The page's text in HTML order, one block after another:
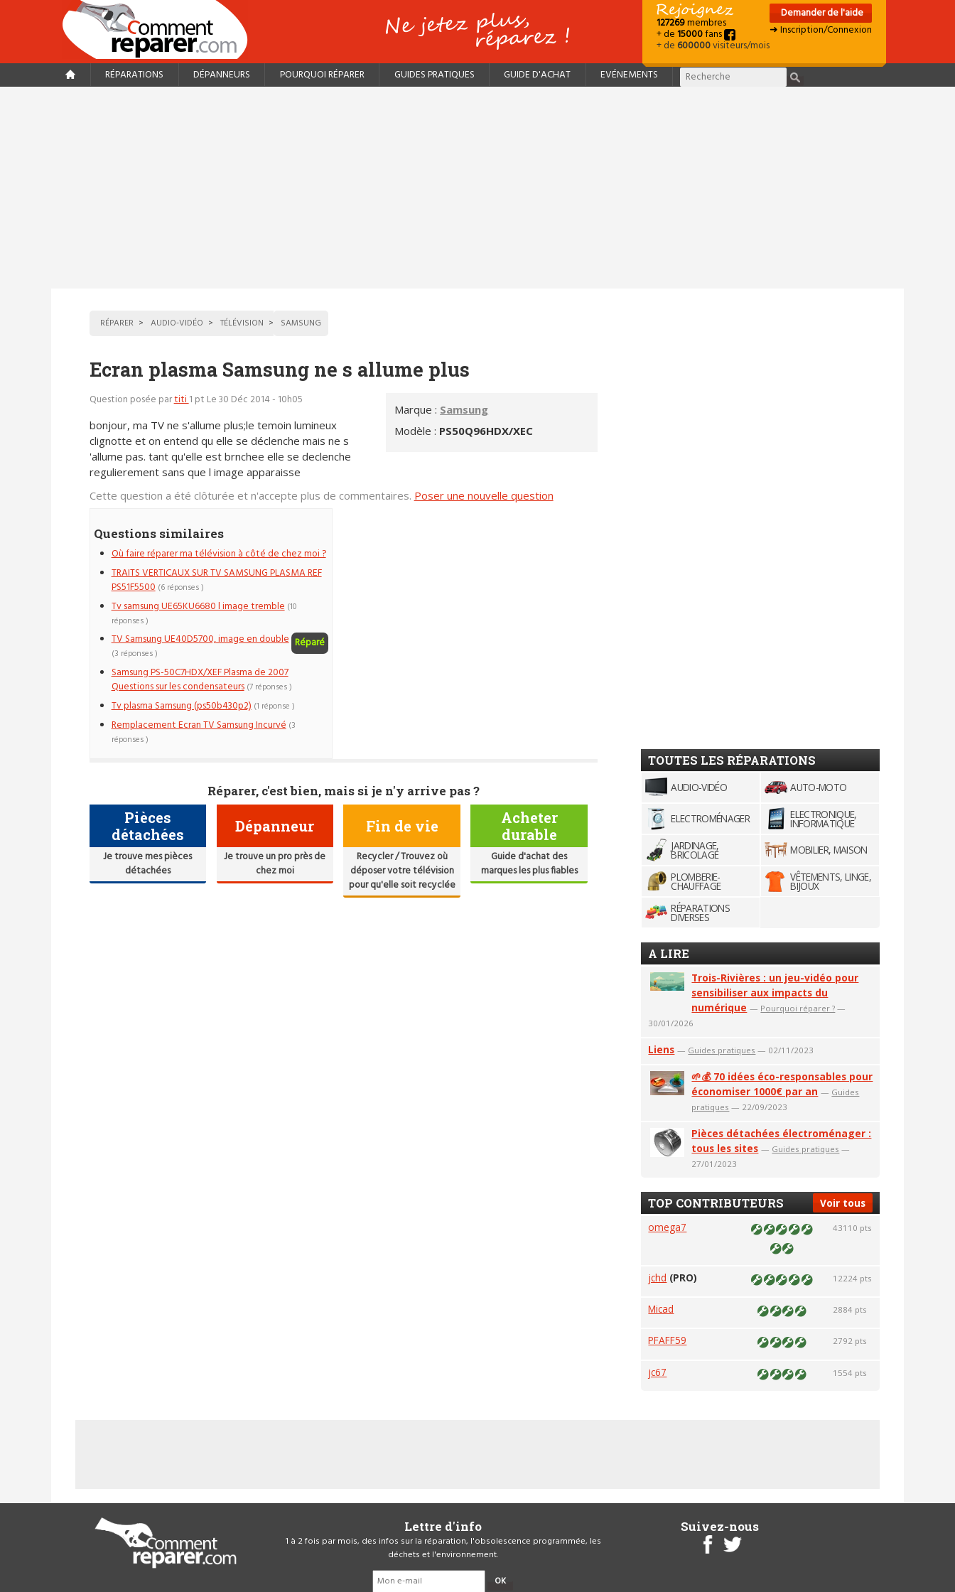
127269membres
+ de15000fans
+ de600000visiteurs/mois
Demander de l'aide
➜ Inscription/Connexion
RÉPARATIONS DÉPANNEURS POURQUOI RÉPARER GUIDES PRATIQUES GUIDE D'ACHAT EVÉNEMENTS
RÉPARER AUDIO-VIDÉO TÉLÉVISION SAMSUNG
Ecran plasma Samsung ne s allume plus
Marque : Samsung
Modèle : PS50Q96HDX/XEC
Question posée partiti1 pt Le 30 Déc 2014 - 10h05
bonjour, ma TV ne s'allume plus;le temoin lumineux
clignotte et on entend qu elle se déclenche mais ne s
'allume pas. tant qu'elle est brnchee elle se declenche
regulierement sans que l image apparaisse
Cette question a été clôturée et n'accepte plus de commentaires. Poser une nouvelle question
Questions similaires
Où faire réparer ma télévision à côté de chez moi ?
TRAITS VERTICAUX SUR TV SAMSUNG PLASMA REF
PS51F5500 (6 réponses )
Tv samsung UE65KU6680 l image tremble (10
réponses )
TV Samsung UE40D5700, image en double Réparé
(3 réponses )
Samsung PS-50C7HDX/XEF Plasma de 2007
Questions sur les condensateurs (7 réponses )
Tv plasma Samsung (ps50b430p2) (1 réponse )
Remplacement Ecran TV Samsung Incurvé (3
réponses )
Réparer, c'est bien, mais si je n'y arrive pas ?
Pièces
détachées
Je trouve mes pièces
détachées
Dépanneur
Je trouve un pro près de
chez moi
Fin de vie
Recycler / Trouvez où
déposer votre télévision
pour qu'elle soit recyclée
Acheter
durable
Guide d'achat des
marques les plus fiables
TOUTES LES RÉPARATIONS
AUDIO-VIDÉO AUTO-MOTO
ELECTROMÉNAGER ELECTRONIQUE,
INFORMATIQUE
JARDINAGE,
BRICOLAGE
MOBILIER, MAISON
PLOMBERIE-
CHAUFFAGE
VÊTEMENTS, LINGE,
BIJOUX
RÉPARATIONS
DIVERSES
A LIRE
Trois-Rivières : un jeu-vidéo pour
sensibiliser aux impacts du
numérique — Pourquoi réparer ? —
30/01/2026
Liens — Guides pratiques — 02/11/2023
🌱💰 70 idées éco-responsables pour
économiser 1000€ par an — Guides
pratiques — 22/09/2023
Pièces détachées électroménager :
tous les sites — Guides pratiques —
27/01/2023
Voir tous
TOP CONTRIBUTEURS
omega7 43110 pts
jchd (PRO) 12224 pts
Micad 2884 pts
PFAFF59 2792 pts
jc67 1554 pts
Lettre d'info
1 à 2 fois par mois, des infos sur la réparation, l'obsolescence programmée, les
déchets et l'environnement.
OK
Suivez-nous